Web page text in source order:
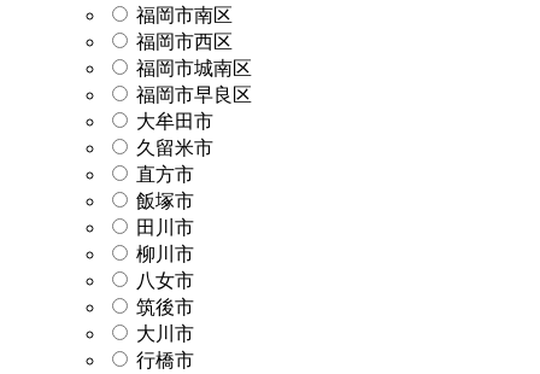
福岡市南区
福岡市西区
福岡市城南区
福岡市早良区
大牟田市
久留米市
直方市
飯塚市
田川市
柳川市
八女市
筑後市
大川市
行橋市